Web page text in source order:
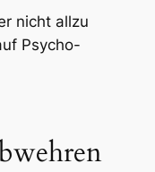
nicht allzu
Psycho-